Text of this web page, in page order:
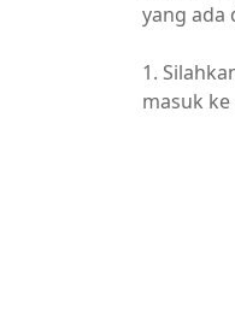
yang ada
1.
masuk